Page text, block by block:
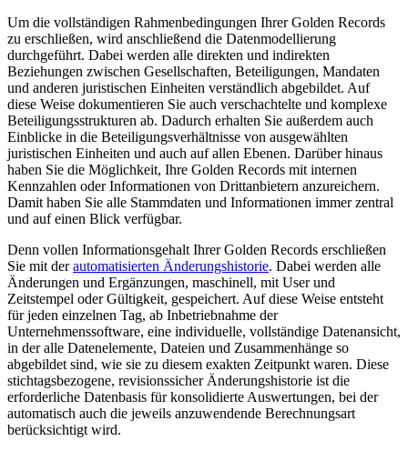
Um die vollständigen Rahmenbedingungen Ihrer Golden Records
zu erschließen, wird anschließend die Datenmodellierung
durchgeführt. Dabei werden alle direkten und indirekten
Beziehungen zwischen Gesellschaften, Beteiligungen, Mandaten
und anderen juristischen Einheiten verständlich abgebildet. Auf
diese Weise dokumentieren Sie auch verschachtelte und komplexe
Beteiligungsstrukturen ab. Dadurch erhalten Sie außerdem auch
Einblicke in die Beteiligungsverhältnisse von ausgewählten
juristischen Einheiten und auch auf allen Ebenen. Darüber hinaus
haben Sie die Möglichkeit, Ihre Golden Records mit internen
Kennzahlen oder Informationen von Drittanbietern anzureichern.
Damit haben Sie alle Stammdaten und Informationen immer zentral
und auf einen Blick verfügbar.
Denn vollen Informationsgehalt Ihrer Golden Records erschließen
Sie mit derautomatisierten Änderungshistorie. Dabei werden alle
Änderungen und Ergänzungen, maschinell, mit User und
Zeitstempel oder Gültigkeit, gespeichert. Auf diese Weise entsteht
für jeden einzelnen Tag, ab Inbetriebnahme der
Unternehmenssoftware, eine individuelle, vollständige Datenansicht,
in der alle Datenelemente, Dateien und Zusammenhänge so
abgebildet sind, wie sie zu diesem exakten Zeitpunkt waren. Diese
stichtagsbezogene, revisionssicher Änderungshistorie ist die
erforderliche Datenbasis für konsolidierte Auswertungen, bei der
automatisch auch die jeweils anzuwendende Berechnungsart
berücksichtigt wird.